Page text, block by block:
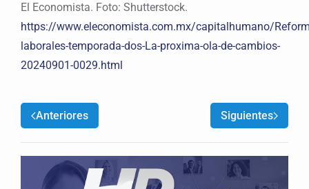
El Economista. Foto: Shutterstock.
https://www.eleconomista.com.mx/capitalhumano/
laborales-temporada-dos-La-proxima-ola-de-cambios-
20240901-0029.html
Anteriores Siguientes